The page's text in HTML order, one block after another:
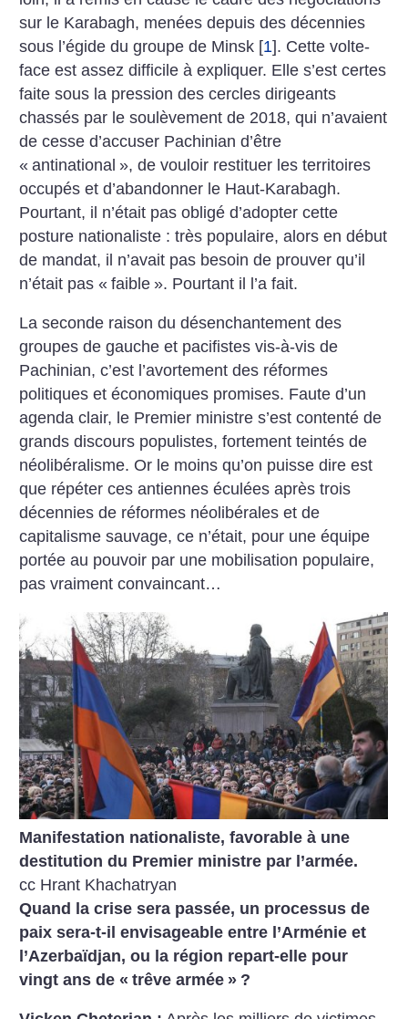
sur le Karabagh, menées depuis des décennies
sous l’égide du groupe de Minsk [1]. Cette volte-
face est assez difficile à expliquer. Elle s’est certes
faite sous la pression des cercles dirigeants
chassés par le soulèvement de 2018, qui n’avaient
de cesse d’accuser Pachinian d’être
« antinational », de vouloir restituer les territoires
occupés et d’abandonner le Haut-Karabagh.
Pourtant, il n’était pas obligé d’adopter cette
posture nationaliste : très populaire, alors en début
de mandat, il n’avait pas besoin de prouver qu’il
n’était pas « faible ». Pourtant il l’a fait.
La seconde raison du désenchantement des
groupes de gauche et pacifistes vis-à-vis de
Pachinian, c’est l’avortement des réformes
politiques et économiques promises. Faute d’un
agenda clair, le Premier ministre s’est contenté de
grands discours populistes, fortement teintés de
néolibéralisme. Or le moins qu’on puisse dire est
que répéter ces antiennes éculées après trois
décennies de réformes néolibérales et de
capitalisme sauvage, ce n’était, pour une équipe
portée au pouvoir par une mobilisation populaire,
pas vraiment convaincant…
Manifestation nationaliste, favorable à une
destitution du Premier ministre par l’armée.
cc Hrant Khachatryan
Quand la crise sera passée, un processus de
paix sera-t-il envisageable entre l’Arménie et
l’Azerbaïdjan, ou la région repart-elle pour
vingt ans de « trêve armée » ?